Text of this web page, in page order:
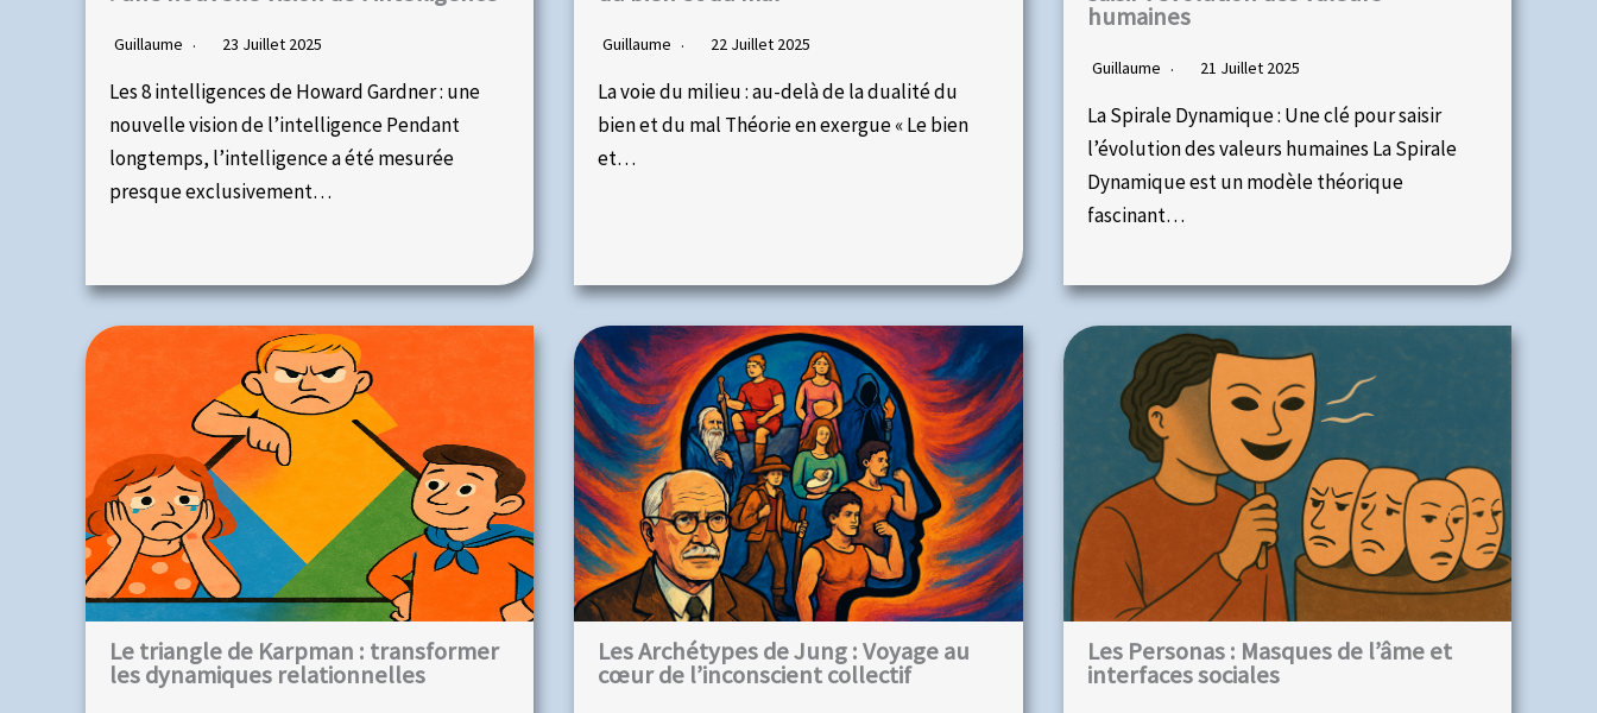
Guillaume 23 Juillet 2025
Les 8 intelligences de Howard Gardner : une
nouvelle vision de l’intelligence Pendant
longtemps, l’intelligence a été mesurée
presque exclusivement…
Guillaume 22 Juillet 2025
La voie du milieu : au-delà de la dualité du
bien et du mal Théorie en exergue « Le bien
et…
humaines
Guillaume 21 Juillet 2025
La Spirale Dynamique : Une clé pour saisir
l’évolution des valeurs humaines La Spirale
Dynamique est un modèle théorique
fascinant…
Le triangle de Karpman : transformer
les dynamiques relationnelles
Les Archétypes de Jung : Voyage au
cœur de l’inconscient collectif
Les Personas : Masques de l’âme et
interfaces sociales